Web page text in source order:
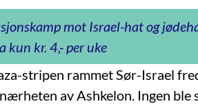
mot Israel-hat og
kun kr. 4,- per uke
stripen rammet Sør-Israel
av Ashkelon. Ingen ble